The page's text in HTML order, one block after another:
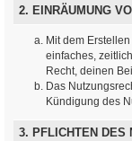
2. EINRÄUMUNG
Mit dem
einfaches,
Recht, deinen
Das
Kündigung des
3. PFLICHTEN DES